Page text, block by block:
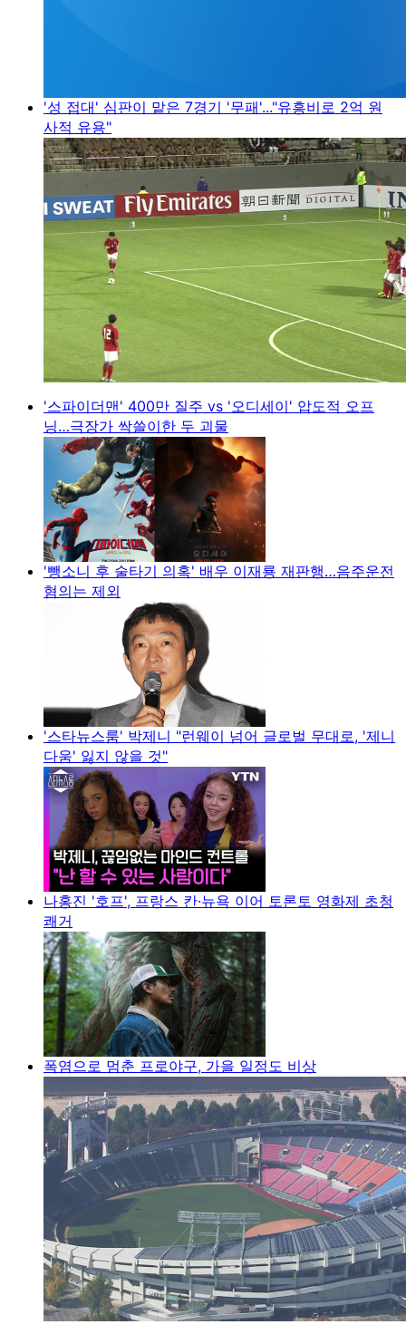
'성 접대' 심판이 맡은 7경기 '무패'..."유흥비로 2억 원
사적 유용"
'스파이더맨' 400만 질주 vs '오디세이' 압도적 오프
닝…극장가 싹쓸이한 두 괴물
'뺑소니 후 술타기 의혹' 배우 이재룡 재판행…음주운전
혐의는 제외
'스타뉴스룸' 박제니 "런웨이 넘어 글로벌 무대로, '제니
다움' 잃지 않을 것"
나홍진 '호프', 프랑스 칸·뉴욕 이어 토론토 영화제 초청
쾌거
폭염으로 멈춘 프로야구, 가을 일정도 비상